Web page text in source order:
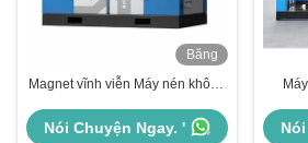
Băng
hình
Magnet vĩnh viễn Máy nén không
380V / 50hz
Nói Chuyện Ngay. '
2kV) -